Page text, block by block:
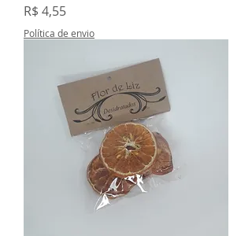
Preço
R$ 4,55
Política de envio